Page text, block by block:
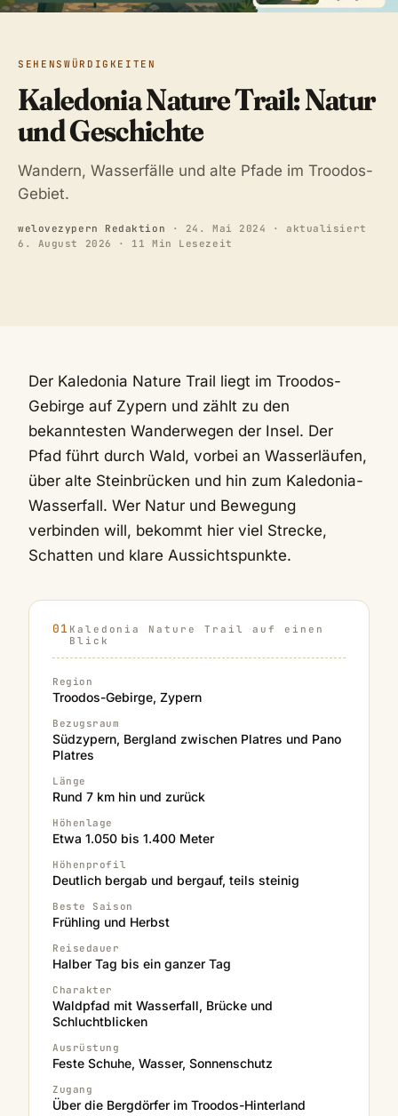
SEHENSWÜRDIGKEITEN
Kaledonia Nature Trail: Natur
und Geschichte
Wandern, Wasserfälle und alte Pfade im Troodos-
Gebiet.
welovezypern Redaktion · 24. Mai 2024 · aktualisiert
6. August 2026
· 11 Min Lesezeit
Der Kaledonia Nature Trail liegt im Troodos-
Gebirge auf Zypern und zählt zu den
bekanntesten Wanderwegen der Insel. Der
Pfad führt durch Wald, vorbei an Wasserläufen,
über alte Steinbrücken und hin zum Kaledonia-
Wasserfall. Wer Natur und Bewegung
verbinden will, bekommt hier viel Strecke,
Schatten und klare Aussichtspunkte.
Kaledonia Nature Trail auf einen
Blick
Region
Troodos-Gebirge, Zypern
Bezugsraum
Südzypern, Bergland zwischen Platres und Pano
Platres
Länge
Rund 7 km hin und zurück
Höhenlage
Etwa 1.050 bis 1.400 Meter
Höhenprofil
Deutlich bergab und bergauf, teils steinig
Beste Saison
Frühling und Herbst
Reisedauer
Halber Tag bis ein ganzer Tag
Charakter
Waldpfad mit Wasserfall, Brücke und
Schluchtblicken
Ausrüstung
Feste Schuhe, Wasser, Sonnenschutz
Zugang
Über die Bergdörfer im Troodos-Hinterland